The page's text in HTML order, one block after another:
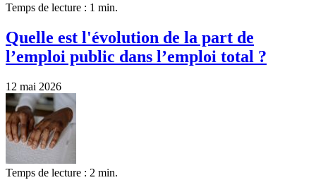
Temps de lecture : 1 min.
Quelle est l'évolution de la part de
l’emploi public dans l’emploi total ?
12 mai 2026
Temps de lecture : 2 min.